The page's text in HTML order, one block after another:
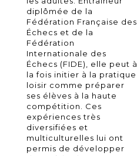
diplômée de la
Fédération Française des
Échecs et de la
Fédération
Internationale des
Échecs (FIDE), elle peut à
la fois initier à la pratique
loisir comme préparer
ses élèves à la haute
compétition. Ces
expériences très
diversifiées et
multiculturelles lui ont
permis de développer